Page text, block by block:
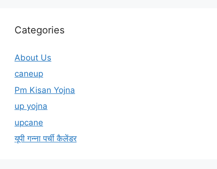
Categories
About Us
caneup
Pm Kisan Yojna
up yojna
upcane
यूपी गन्ना पर्ची कैलेंडर